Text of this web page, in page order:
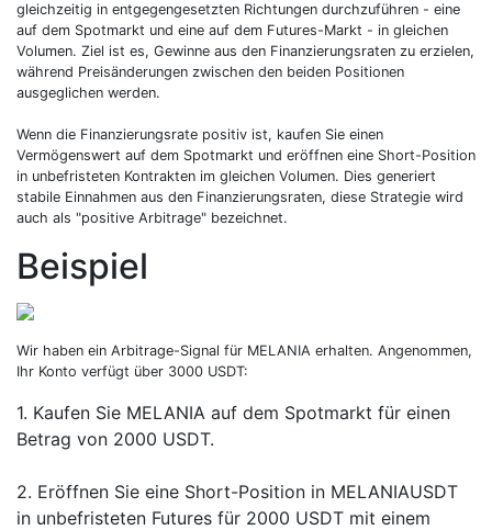
gleichzeitig in entgegengesetzten Richtungen durchzuführen - eine
auf dem Spotmarkt und eine auf dem Futures-Markt - in gleichen
Volumen. Ziel ist es, Gewinne aus den Finanzierungsraten zu erzielen,
während Preisänderungen zwischen den beiden Positionen
ausgeglichen werden.
Wenn die Finanzierungsrate positiv ist, kaufen Sie einen
Vermögenswert auf dem Spotmarkt und eröffnen eine Short-Position
in unbefristeten Kontrakten im gleichen Volumen. Dies generiert
stabile Einnahmen aus den Finanzierungsraten, diese Strategie wird
auch als "positive Arbitrage" bezeichnet.
Beispiel
Wir haben ein Arbitrage-Signal für MELANIA erhalten. Angenommen,
Ihr Konto verfügt über 3000 USDT:
1. Kaufen Sie MELANIA auf dem Spotmarkt für einen
Betrag von 2000 USDT.
2. Eröffnen Sie eine Short-Position in MELANIAUSDT
in unbefristeten Futures für 2000 USDT mit einem